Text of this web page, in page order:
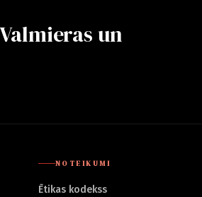
un
NOTEIKUMI
Ētikas kodekss